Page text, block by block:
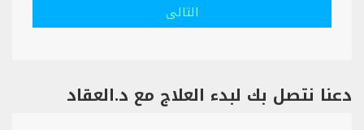
التالى
دعنا نتصل بك لبدء العلاج مع د.العقاد